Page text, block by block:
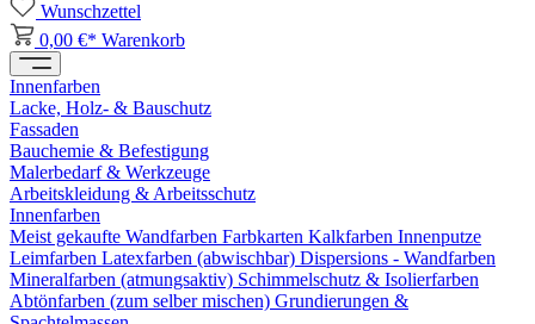
Wunschzettel
0,00 €* Warenkorb
Innenfarben
Lacke, Holz- & Bauschutz
Fassaden
Bauchemie & Befestigung
Malerbedarf & Werkzeuge
Arbeitskleidung & Arbeitsschutz
Innenfarben
Meist gekaufte Wandfarben Farbkarten Kalkfarben Innenputze
Leimfarben Latexfarben (abwischbar) Dispersions - Wandfarben
Mineralfarben (atmungsaktiv) Schimmelschutz & Isolierfarben
Abtönfarben (zum selber mischen) Grundierungen &